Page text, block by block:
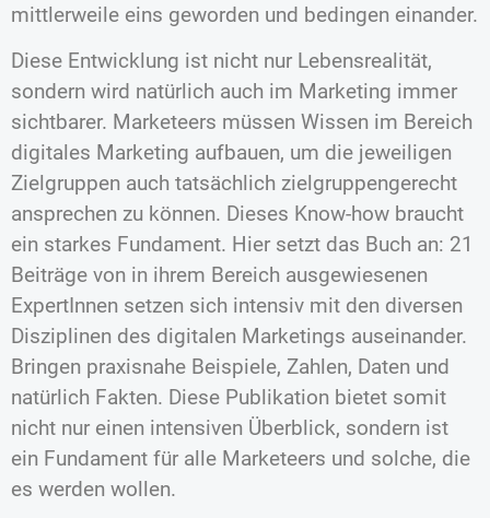
mittlerweile eins geworden und bedingen einander.
Diese Entwicklung ist nicht nur Lebensrealität,
sondern wird natürlich auch im Marketing immer
sichtbarer. Marketeers müssen Wissen im Bereich
digitales Marketing aufbauen, um die jeweiligen
Zielgruppen auch tatsächlich zielgruppengerecht
ansprechen zu können. Dieses Know-how braucht
ein starkes Fundament. Hier setzt das Buch an: 21
Beiträge von in ihrem Bereich ausgewiesenen
ExpertInnen setzen sich intensiv mit den diversen
Disziplinen des digitalen Marketings auseinander.
Bringen praxisnahe Beispiele, Zahlen, Daten und
natürlich Fakten. Diese Publikation bietet somit
nicht nur einen intensiven Überblick, sondern ist
ein Fundament für alle Marketeers und solche, die
es werden wollen.